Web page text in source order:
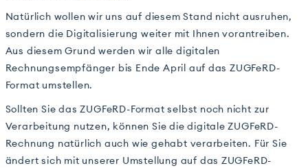
Natürlich wollen wir uns auf diesem Stand nicht ausruhen,
sondern die Digitalisierung weiter mit Ihnen vorantreiben.
Aus diesem Grund werden wir alle digitalen
Rechnungsempfänger bis Ende April auf das ZUGFeRD-
Format umstellen.
Sollten Sie das ZUGFeRD-Format selbst noch nicht zur
Verarbeitung nutzen, können Sie die digitale ZUGFeRD-
Rechnung natürlich auch wie gehabt verarbeiten. Für Sie
ändert sich mit unserer Umstellung auf das ZUGFeRD-